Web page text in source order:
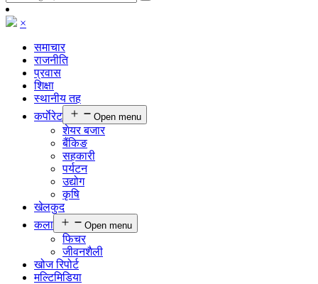
×
समाचार
राजनीति
प्रवास
शिक्षा
स्थानीय तह
कर्पाेरेट
Open menu
शेयर बजार
बैंकिङ
सहकारी
पर्यटन
उद्योग
कृषि
खेलकुद
कला
Open menu
फिचर
जीवनशैली
खोज रिपोर्ट
मल्टिमिडिया